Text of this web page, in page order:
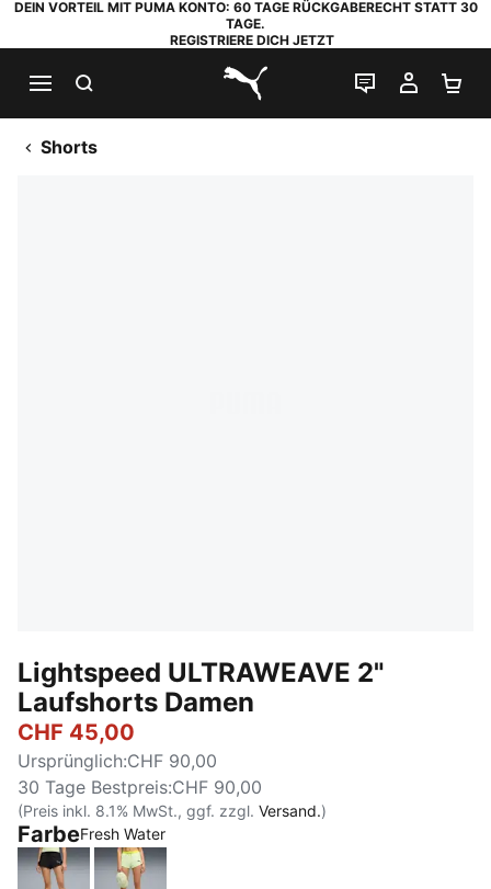
DEIN VORTEIL MIT PUMA KONTO: 60 TAGE RÜCKGABERECHT STATT 30
TAGE.
REGISTRIERE DICH JETZT
PUMA.com
LIVE-CHAT
MEIN
Shorts
Lightspeed ULTRAWEAVE 2"
Laufshorts Damen
CHF 45,00
Ursprünglich:CHF 90,00
30 Tage Bestpreis:CHF 90,00
(Preis inkl. 8.1% MwSt., ggf. zzgl. Versand.)
FarbeFresh Water: